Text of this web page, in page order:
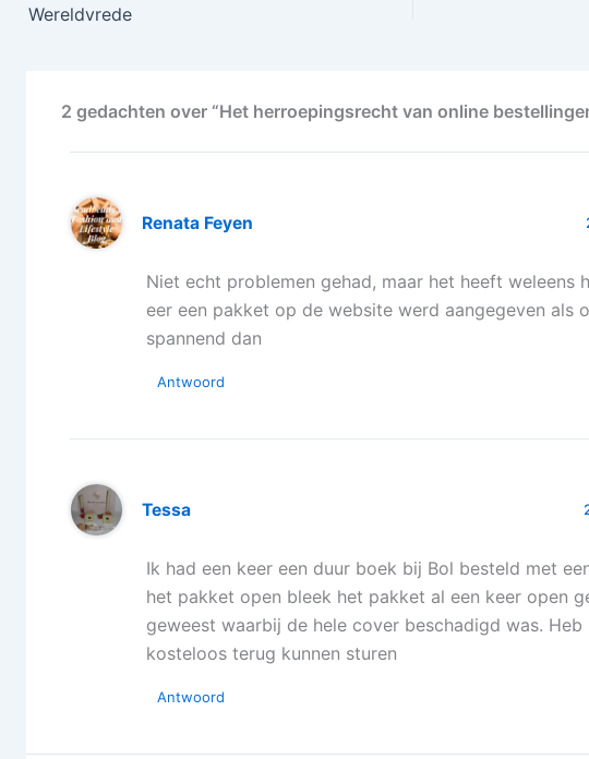
Wereldvrede
2 gedachten over “Het herroepingsrecht van online
Renata Feyen
Niet echt problemen gehad, maar het heeft weleens
eer een pakket op de website werd aangegeven als
spannend dan
Antwoord
Tessa
Ik had een keer een duur boek bij Bol besteld met
het pakket open bleek het pakket al een keer open
geweest waarbij de hele cover beschadigd was.
kosteloos terug kunnen sturen
Antwoord